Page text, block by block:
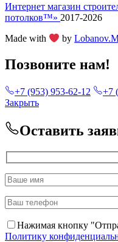
Интернет магазин
потолков™» 2017-2026
Made with by
Позвоните нам!
+7 (953) 953-62-12
+7
Закрыть
Оставить
Нажимая кнопку
Политику